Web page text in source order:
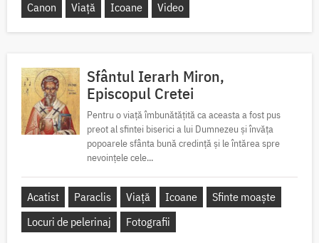
Canon Viață Icoane Video
Sfântul Ierarh Miron,
Episcopul Cretei
Pentru o viață îmbunătățită ca aceasta a fost pus
preot al sfintei biserici a lui Dumnezeu și învăța
popoarele sfânta bună credință și le întărea spre
nevoințele cele...
Acatist Paraclis Viață Icoane
Sfinte moaște
Locuri de pelerinaj
Fotografii